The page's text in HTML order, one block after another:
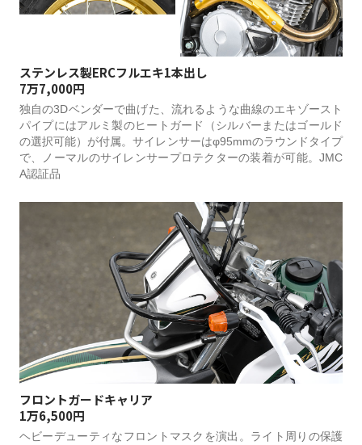
ステンレス製ERCフルエキ1本出し
7万7,000円
独自の3Dベンダーで曲げた、流れるような曲線のエキゾースト
パイプにはアルミ製のヒートガード（シルバーまたはゴールド
の選択可能）が付属。サイレンサーはφ95mmのラウンドタイプ
で、ノーマルのサイレンサープロテクターの装着が可能。JMC
A認証品
フロントガードキャリア
1万6,500円
ヘビーデューティなフロントマスクを演出。ライト周りの保護